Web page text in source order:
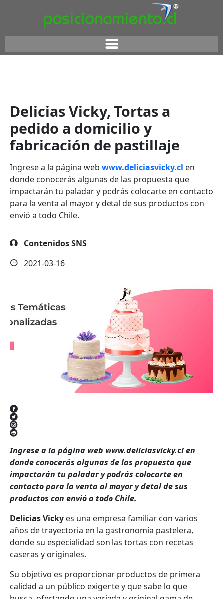
Delicias Vicky, Tortas a
pedido a domicilio y
fabricación de pastillaje
Ingrese a la página web www.deliciasvicky.cl en
donde conocerás algunas de las propuesta que
impactarán tu paladar y podrás colocarte en contacto
para la venta al mayor y detal de sus productos con
envió a todo Chile.
Contenidos SNS
2021-03-16
Ingrese a la página web www.deliciasvicky.cl en
donde conocerás algunas de las propuesta que
impactarán tu paladar y podrás colocarte en
contacto para la venta al mayor y detal de sus
productos con envió a todo Chile.
Delicias Vicky es una empresa familiar con varios
años de trayectoria en la gastronomía pastelera,
donde su especialidad son las tortas con recetas
caseras y originales.
Su objetivo es proporcionar productos de primera
calidad a un público exigente y que sabe lo que